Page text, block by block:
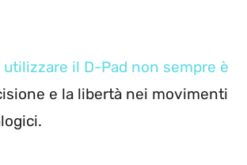
il D-Pad non sempre è
e la libertà nei movimenti